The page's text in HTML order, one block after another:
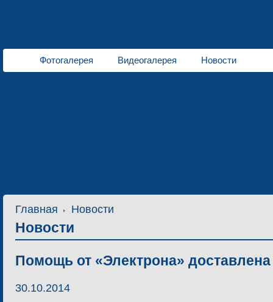
Фотогалерея Видеогалерея Новости
Главная Новости
Новости
Помощь от «Электрона»
30.10.2014